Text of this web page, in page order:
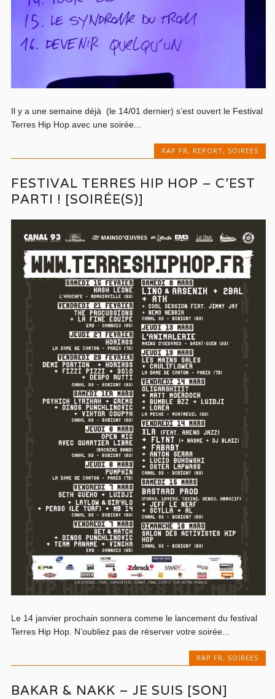
Il y a une semaine déjà (le 14/01 dernier) s’est ouvert le Festival
Terres Hip Hop avec une soirée...
RAP FR, REPORT, SOIREES
FESTIVAL TERRES HIP HOP – C’EST
PARTI ! [SOIRÉE(S)]
Le 14 janvier prochain sonnera comme le lancement du festival
Terres Hip Hop. N’oubliez pas de réserver votre soirée...
RAP FR, SOIREES
BAKAR & NAKK – JE SUIS [SON]